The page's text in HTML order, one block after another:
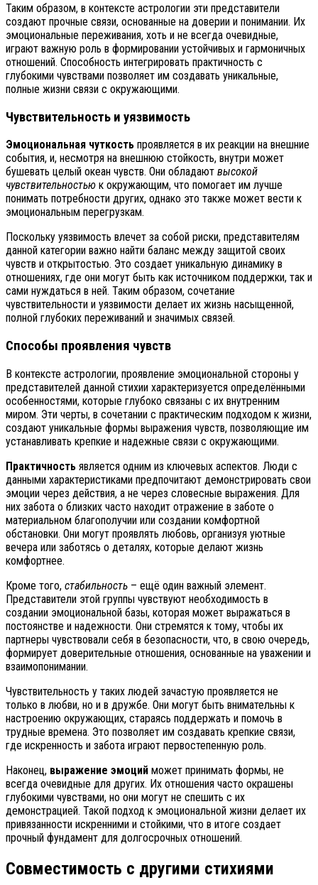
Таким образом, в контексте астрологии эти представители
создают прочные связи, основанные на доверии и понимании. Их
эмоциональные переживания, хоть и не всегда очевидные,
играют важную роль в формировании устойчивых и гармоничных
отношений. Способность интегрировать практичность с
глубокими чувствами позволяет им создавать уникальные,
полные жизни связи с окружающими.
Чувствительность и уязвимость
Эмоциональная чуткость проявляется в их реакции на внешние
события, и, несмотря на внешнюю стойкость, внутри может
бушевать целый океан чувств. Они обладают высокой
чувствительностью к окружающим, что помогает им лучше
понимать потребности других, однако это также может вести к
эмоциональным перегрузкам.
Поскольку уязвимость влечет за собой риски, представителям
данной категории важно найти баланс между защитой своих
чувств и открытостью. Это создает уникальную динамику в
отношениях, где они могут быть как источником поддержки, так и
сами нуждаться в ней. Таким образом, сочетание
чувствительности и уязвимости делает их жизнь насыщенной,
полной глубоких переживаний и значимых связей.
Способы проявления чувств
В контексте астрологии, проявление эмоциональной стороны у
представителей данной стихии характеризуется определёнными
особенностями, которые глубоко связаны с их внутренним
миром. Эти черты, в сочетании с практическим подходом к жизни,
создают уникальные формы выражения чувств, позволяющие им
устанавливать крепкие и надежные связи с окружающими.
Практичность является одним из ключевых аспектов. Люди с
данными характеристиками предпочитают демонстрировать свои
эмоции через действия, а не через словесные выражения. Для
них забота о близких часто находит отражение в заботе о
материальном благополучии или создании комфортной
обстановки. Они могут проявлять любовь, организуя уютные
вечера или заботясь о деталях, которые делают жизнь
комфортнее.
Кроме того, стабильность – ещё один важный элемент.
Представители этой группы чувствуют необходимость в
создании эмоциональной базы, которая может выражаться в
постоянстве и надежности. Они стремятся к тому, чтобы их
партнеры чувствовали себя в безопасности, что, в свою очередь,
формирует доверительные отношения, основанные на уважении и
взаимопонимании.
Чувствительность у таких людей зачастую проявляется не
только в любви, но и в дружбе. Они могут быть внимательны к
настроению окружающих, стараясь поддержать и помочь в
трудные времена. Это позволяет им создавать крепкие связи,
где искренность и забота играют первостепенную роль.
Наконец, выражение эмоций может принимать формы, не
всегда очевидные для других. Их отношения часто окрашены
глубокими чувствами, но они могут не спешить с их
демонстрацией. Такой подход к эмоциональной жизни делает их
привязанности искренними и стойкими, что в итоге создает
прочный фундамент для долгосрочных отношений.
Совместимость с другими стихиями